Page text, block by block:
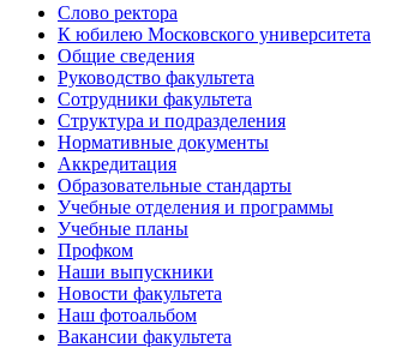
Слово ректора
К юбилею Московского университета
Общие сведения
Руководство факультета
Сотрудники факультета
Структура и подразделения
Нормативные документы
Аккредитация
Образовательные стандарты
Учебные отделения и программы
Учебные планы
Профком
Наши выпускники
Новости факультета
Наш фотоальбом
Вакансии факультета